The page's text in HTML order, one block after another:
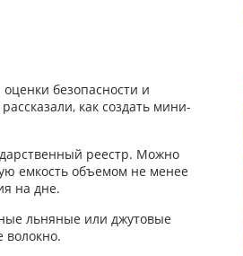
безопасности и
как создать мини-
реестр. Можно
емкость объемом не менее
на дне.
льняные или джутовые
волокно.